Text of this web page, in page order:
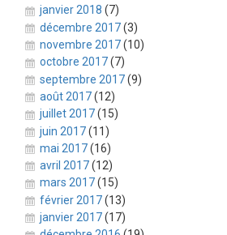
janvier 2018 (7)
décembre 2017(3)
novembre 2017(10)
octobre 2017(7)
septembre 2017(9)
août 2017(12)
juillet 2017(15)
juin 2017(11)
mai 2017(16)
avril 2017(12)
mars 2017(15)
février 2017(13)
janvier 2017(17)